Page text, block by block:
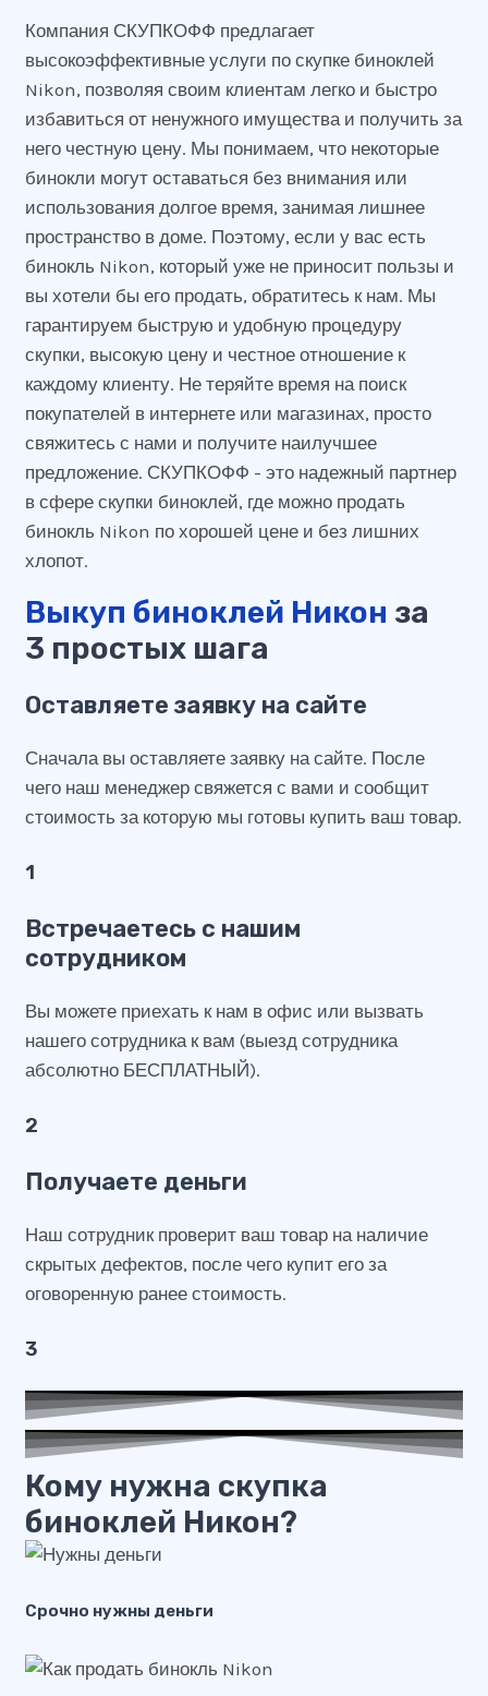
Компания СКУПКОФФ предлагает
высокоэффективные услуги по скупке биноклей
Nikon, позволяя своим клиентам легко и быстро
избавиться от ненужного имущества и получить за
него честную цену. Мы понимаем, что некоторые
бинокли могут оставаться без внимания или
использования долгое время, занимая лишнее
пространство в доме. Поэтому, если у вас есть
бинокль Nikon, который уже не приносит пользы и
вы хотели бы его продать, обратитесь к нам. Мы
гарантируем быструю и удобную процедуру
скупки, высокую цену и честное отношение к
каждому клиенту. Не теряйте время на поиск
покупателей в интернете или магазинах, просто
свяжитесь с нами и получите наилучшее
предложение. СКУПКОФФ - это надежный партнер
в сфере скупки биноклей, где можно продать
бинокль Nikon по хорошей цене и без лишних
хлопот.
Выкуп биноклей Никон за
3 простых шага
Оставляете заявку на сайте
Сначала вы оставляете заявку на сайте. После
чего наш менеджер свяжется с вами и сообщит
стоимость за которую мы готовы купить ваш товар.
1
Встречаетесь с нашим
сотрудником
Вы можете приехать к нам в офис или вызвать
нашего сотрудника к вам (выезд сотрудника
абсолютно БЕСПЛАТНЫЙ).
2
Получаете деньги
Наш сотрудник проверит ваш товар на наличие
скрытых дефектов, после чего купит его за
оговоренную ранее стоимость.
3
Кому нужна скупка
биноклей Никон?
Срочно нужны деньги